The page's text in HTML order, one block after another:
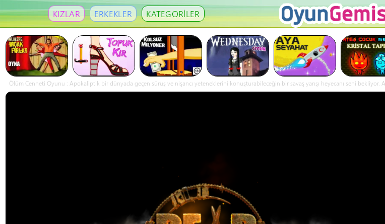
KIZLAR ERKEKLER KATEGORİLER
Ölüm Cenneti Oyunu : Apokaliptik bir dünyada geçen sürüş ve nişancı yeteneklerini konuşturabileceğin bir savaş yarışı heyecanı seni
bekliyor. Yön tuşlarıyla hareket et. Z ila ateş et, X ile yönünü çevir, boşluk tuşuyla nitroyu kullan. Amacınız sadece yarışı bitirmek değil,
para kazanın. Hasar, sağlık ve hızınızı artıracak füze, zırh, motor ve yakıt